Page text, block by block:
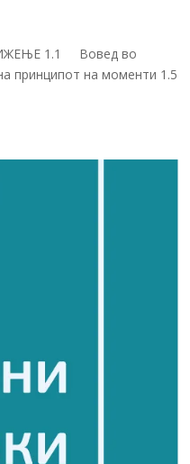
1.1 Вовед во
принципот на моменти 1.5